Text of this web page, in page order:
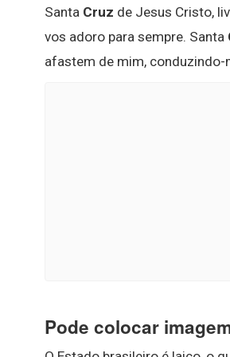
Santa Cruz de Jesus Cristo,
vos adoro para sempre. Santa
afastem de mim, conduzindo-
Pode colocar